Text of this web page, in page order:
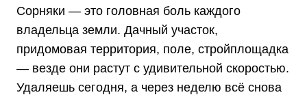
Сорняки — это головная боль каждого
владельца земли. Дачный участок,
придомовая территория, поле, стройплощадка
— везде они растут с удивительной скоростью.
Удаляешь сегодня, а через неделю всё снова